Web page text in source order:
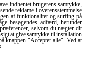
Reg. Imp. Padova nr.
5.000.000 € iv - P.IVA / CF
Cookie policy
indhentet brugerens samtykke,
reklame i overensstemmelse
af funktionalitet og surfing på
besøgendes adfærd, herunder
selvom du nægter dit
at give samtykke til installation
knappen "Accepter alle". Ved at